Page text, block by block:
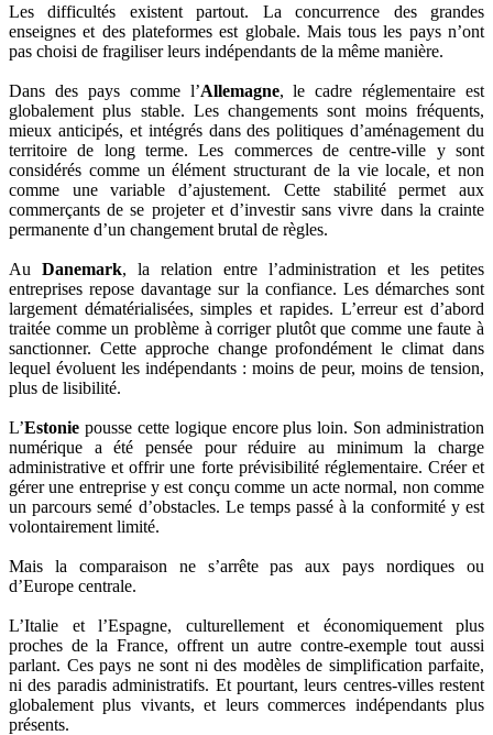
Les difficultés existent partout. La concurrence des grandes
enseignes et des plateformes est globale. Mais tous les pays n’ont
pas choisi de fragiliser leurs indépendants de la même manière.
Dans des pays comme l’Allemagne, le cadre réglementaire est
globalement plus stable. Les changements sont moins fréquents,
mieux anticipés, et intégrés dans des politiques d’aménagement du
territoire de long terme. Les commerces de centre-ville y sont
considérés comme un élément structurant de la vie locale, et non
comme une variable d’ajustement. Cette stabilité permet aux
commerçants de se projeter et d’investir sans vivre dans la crainte
permanente d’un changement brutal de règles.
Au Danemark, la relation entre l’administration et les petites
entreprises repose davantage sur la confiance. Les démarches sont
largement dématérialisées, simples et rapides. L’erreur est d’abord
traitée comme un problème à corriger plutôt que comme une faute à
sanctionner. Cette approche change profondément le climat dans
lequel évoluent les indépendants : moins de peur, moins de tension,
plus de lisibilité.
L’Estonie pousse cette logique encore plus loin. Son administration
numérique a été pensée pour réduire au minimum la charge
administrative et offrir une forte prévisibilité réglementaire. Créer et
gérer une entreprise y est conçu comme un acte normal, non comme
un parcours semé d’obstacles. Le temps passé à la conformité y est
volontairement limité.
Mais la comparaison ne s’arrête pas aux pays nordiques ou
d’Europe centrale.
L’Italie et l’Espagne, culturellement et économiquement plus
proches de la France, offrent un autre contre-exemple tout aussi
parlant. Ces pays ne sont ni des modèles de simplification parfaite,
ni des paradis administratifs. Et pourtant, leurs centres-villes restent
globalement plus vivants, et leurs commerces indépendants plus
présents.